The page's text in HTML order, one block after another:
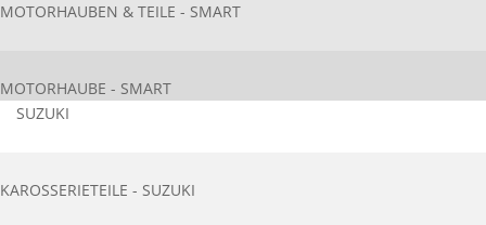
MOTORHAUBEN & TEILE - SMART
MOTORHAUBE - SMART
SUZUKI
KAROSSERIETEILE - SUZUKI